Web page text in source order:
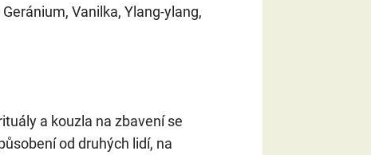
Geránium, Vanilka, Ylang-ylang,
a kouzla na zbavení se
od druhých lidí, na